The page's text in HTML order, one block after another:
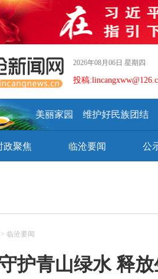
2026年08月06日 星期四
投稿
好美丽家园 维护好民族团结 守
政聚焦 临沧要闻 公
> 临沧要闻
护青山绿水 释